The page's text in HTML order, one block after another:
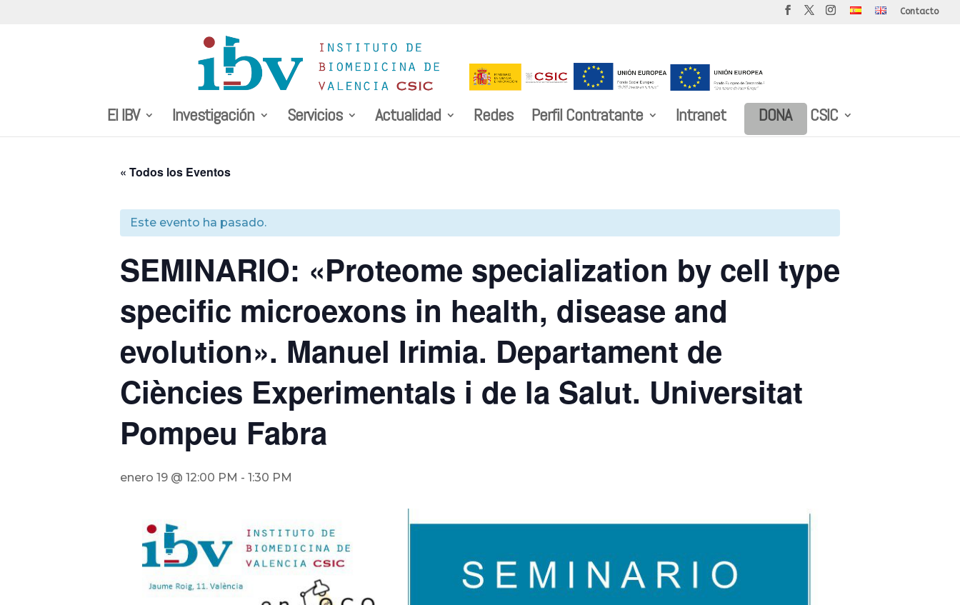
Contacto
El IBV Investigación Servicios Actualidad Redes Perfil Contratante Intranet DONA CSIC
« Todos los Eventos
Este evento ha pasado.
SEMINARIO: «Proteome specialization by cell type
specific microexons in health, disease and
evolution». Manuel Irimia. Departament de
Ciències Experimentals i de la Salut. Universitat
Pompeu Fabra
enero 19 @ 12:00 PM - 1:30 PM